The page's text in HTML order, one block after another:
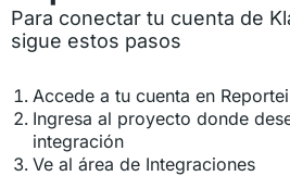
Para conectar tu cuenta de
sigue estos pasos
Accede a tu cuenta en Reportei
Ingresa al proyecto donde
integración
Ve al área de Integraciones